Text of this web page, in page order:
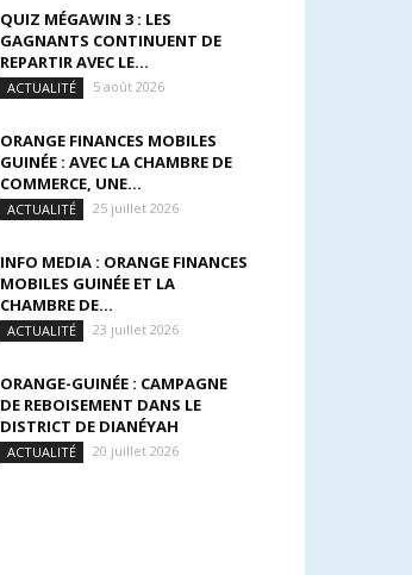
QUIZ MÉGAWIN 3 : LES
GAGNANTS CONTINUENT DE
REPARTIR AVEC LE...
ACTUALITÉ 5 août 2026
ORANGE FINANCES MOBILES
GUINÉE : AVEC LA CHAMBRE DE
COMMERCE, UNE...
ACTUALITÉ 25 juillet 2026
INFO MEDIA : ORANGE FINANCES
MOBILES GUINÉE ET LA
CHAMBRE DE...
ACTUALITÉ 23 juillet 2026
ORANGE-GUINÉE : CAMPAGNE
DE REBOISEMENT DANS LE
DISTRICT DE DIANÉYAH
ACTUALITÉ 20 juillet 2026